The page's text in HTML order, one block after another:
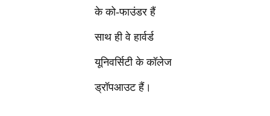
के को-फाउंडर हैं
साथ ही वे हार्वर्ड
यूनिवर्सिटी के कॉलेज
ड्रॉपआउट हैं।